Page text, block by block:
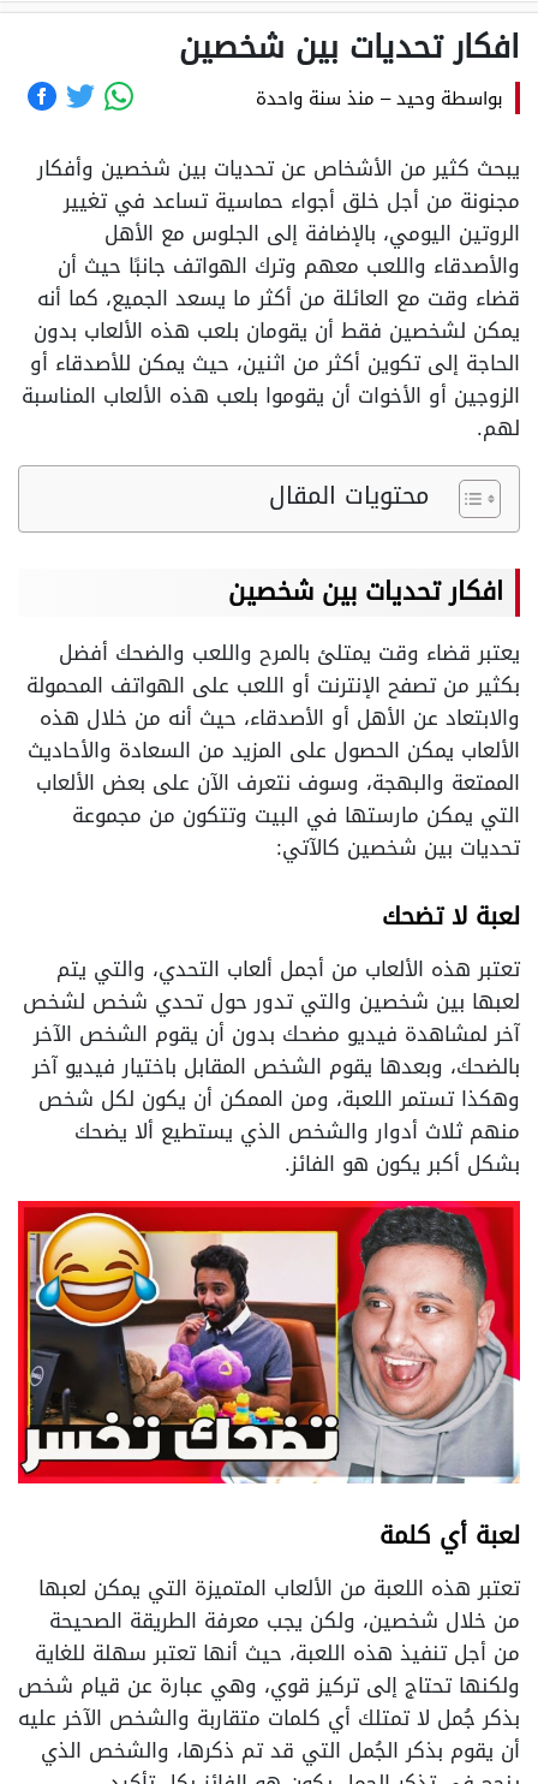
افكار تحديات بين شخصين
بواسطة وحيد– منذ سنة واحدة
يبحث كثير من الأشخاص عن تحديات بين شخصين وأفكار
مجنونة من أجل خلق أجواء حماسية تساعد في تغيير
الروتين اليومي، بالإضافة إلى الجلوس مع الأهل
والأصدقاء واللعب معهم وترك الهواتف جانبًا حيث أن
قضاء وقت مع العائلة من أكثر ما يسعد الجميع، كما أنه
يمكن لشخصين فقط أن يقومان بلعب هذه الألعاب بدون
الحاجة إلى تكوين أكثر من اثنين، حيث يمكن للأصدقاء أو
الزوجين أو الأخوات أن يقوموا بلعب هذه الألعاب المناسبة
لهم.
محتويات المقال
افكار تحديات بين شخصين
يعتبر قضاء وقت يمتلئ بالمرح واللعب والضحك أفضل
بكثير من تصفح الإنترنت أو اللعب على الهواتف المحمولة
والابتعاد عن الأهل أو الأصدقاء، حيث أنه من خلال هذه
الألعاب يمكن الحصول على المزيد من السعادة والأحاديث
الممتعة والبهجة، وسوف نتعرف الآن على بعض الألعاب
التي يمكن مارستها في البيت وتتكون من مجموعة
تحديات بين شخصين كالآتي:
لعبة لا تضحك
تعتبر هذه الألعاب من أجمل ألعاب التحدي، والتي يتم
لعبها بين شخصين والتي تدور حول تحدي شخص لشخص
آخر لمشاهدة فيديو مضحك بدون أن يقوم الشخص الآخر
بالضحك، وبعدها يقوم الشخص المقابل باختيار فيديو آخر
وهكذا تستمر اللعبة، ومن الممكن أن يكون لكل شخص
منهم ثلاث أدوار والشخص الذي يستطيع ألا يضحك
بشكل أكبر يكون هو الفائز.
لعبة أي كلمة
تعتبر هذه اللعبة من الألعاب المتميزة التي يمكن لعبها
من خلال شخصين، ولكن يجب معرفة الطريقة الصحيحة
من أجل تنفيذ هذه اللعبة، حيث أنها تعتبر سهلة للغاية
ولكنها تحتاج إلى تركيز قوي، وهي عبارة عن قيام شخص
بذكر جُمل لا تمتلك أي كلمات متقاربة والشخص الآخر عليه
أن يقوم بذكر الجُمل التي قد تم ذكرها، والشخص الذي